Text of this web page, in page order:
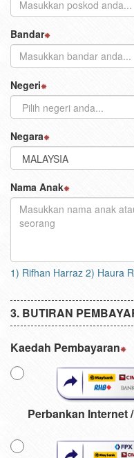
Bandar
Negeri
Negara
Nama Anak
1) Rifhan Harraz 2) Haura
BUTIRAN
Kaedah Pembayaran
Perbankan Internet